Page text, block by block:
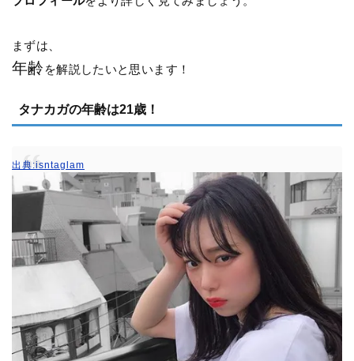
まずは、
年齢 を解説したいと思います！
タナカガの年齢は21歳！
出典:isntaglam